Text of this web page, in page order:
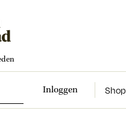
Inloggen Shop